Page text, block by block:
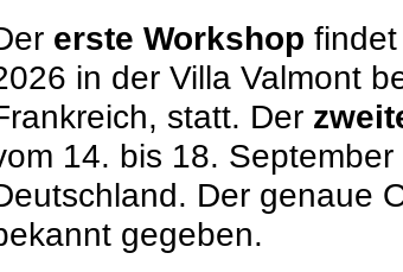
erste Workshop
in der Villa Valmont
statt. Der
14. bis 18.
Der genaue
gegeben.